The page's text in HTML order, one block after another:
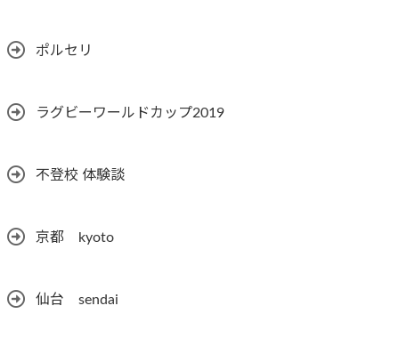
ポルセリ
ラグビーワールドカップ2019
不登校 体験談
京都 kyoto
仙台 sendai